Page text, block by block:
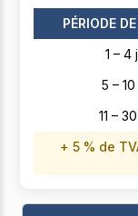
PÉRIODE
1 – 4
5 –
11 –
+ 5 % de